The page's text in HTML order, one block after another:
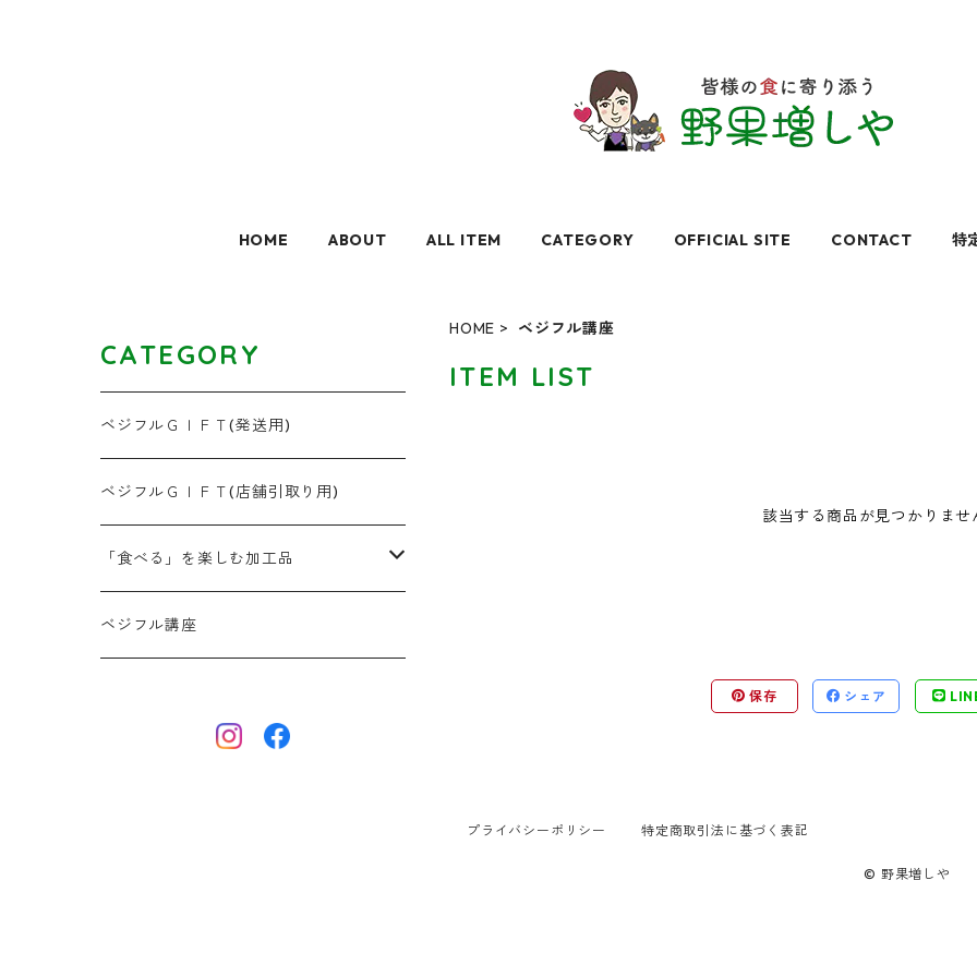
HOME ABOUT ALL ITEM CATEGORY OFFICIAL SITE CONTACT 特
HOME ベジフル講座
ITEM LIST
該当する商品が見つかりませ
保存 シェア
CATEGORY
ベジフルＧＩＦＴ(発送用)
ベジフルＧＩＦＴ(店舗引取り用)
「食べる」を楽しむ加工品
干し芋
ベジフル講座
プライバシーポリシー 特定商取引法に基づく表記
© 野果増しや